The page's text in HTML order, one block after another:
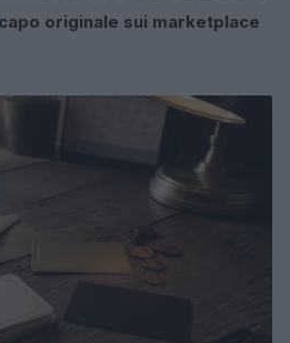
originale sui marketplace